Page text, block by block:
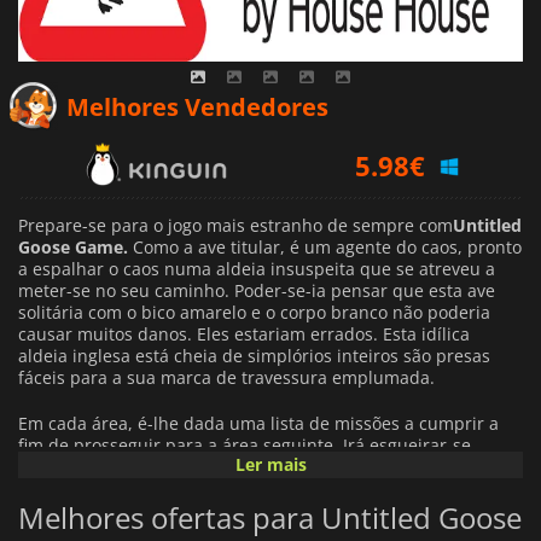
Melhores Vendedores
13.90€
6.64€
Prepare-se para o jogo mais estranho de sempre comUntitled
Goose Game. Como a ave titular, é um agente do caos, pronto
a espalhar o caos numa aldeia insuspeita que se atreveu a
meter-se no seu caminho. Poder-se-ia pensar que esta ave
solitária com o bico amarelo e o corpo branco não poderia
causar muitos danos. Eles estariam errados. Esta idílica
aldeia inglesa está cheia de simplórios inteiros são presas
fáceis para a sua marca de travessura emplumada.
Em cada área, é-lhe dada uma lista de missões a cumprir a
fim de prosseguir para a área seguinte. Irá esgueirar-se,
roubar, sabotar, intimidar, e pregar partidas aos aldeões
para localizar as suas presas. Roubar um banquinho a um
jardineiro quando estão prestes a sentar-se ou a encharcar
Ler mais
Melhores ofertas para Untitled Goose